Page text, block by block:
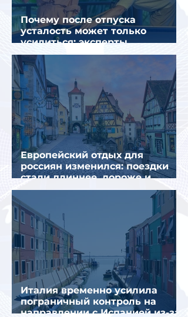
Почему после отпуска
усталость может только
усилиться: эксперты
объяснили причины
Европейский отдых для
россиян изменился: поездки
стали длиннее, дороже и
сложнее
Италия временно усилила
пограничный контроль на
направлении с Испанией из-за